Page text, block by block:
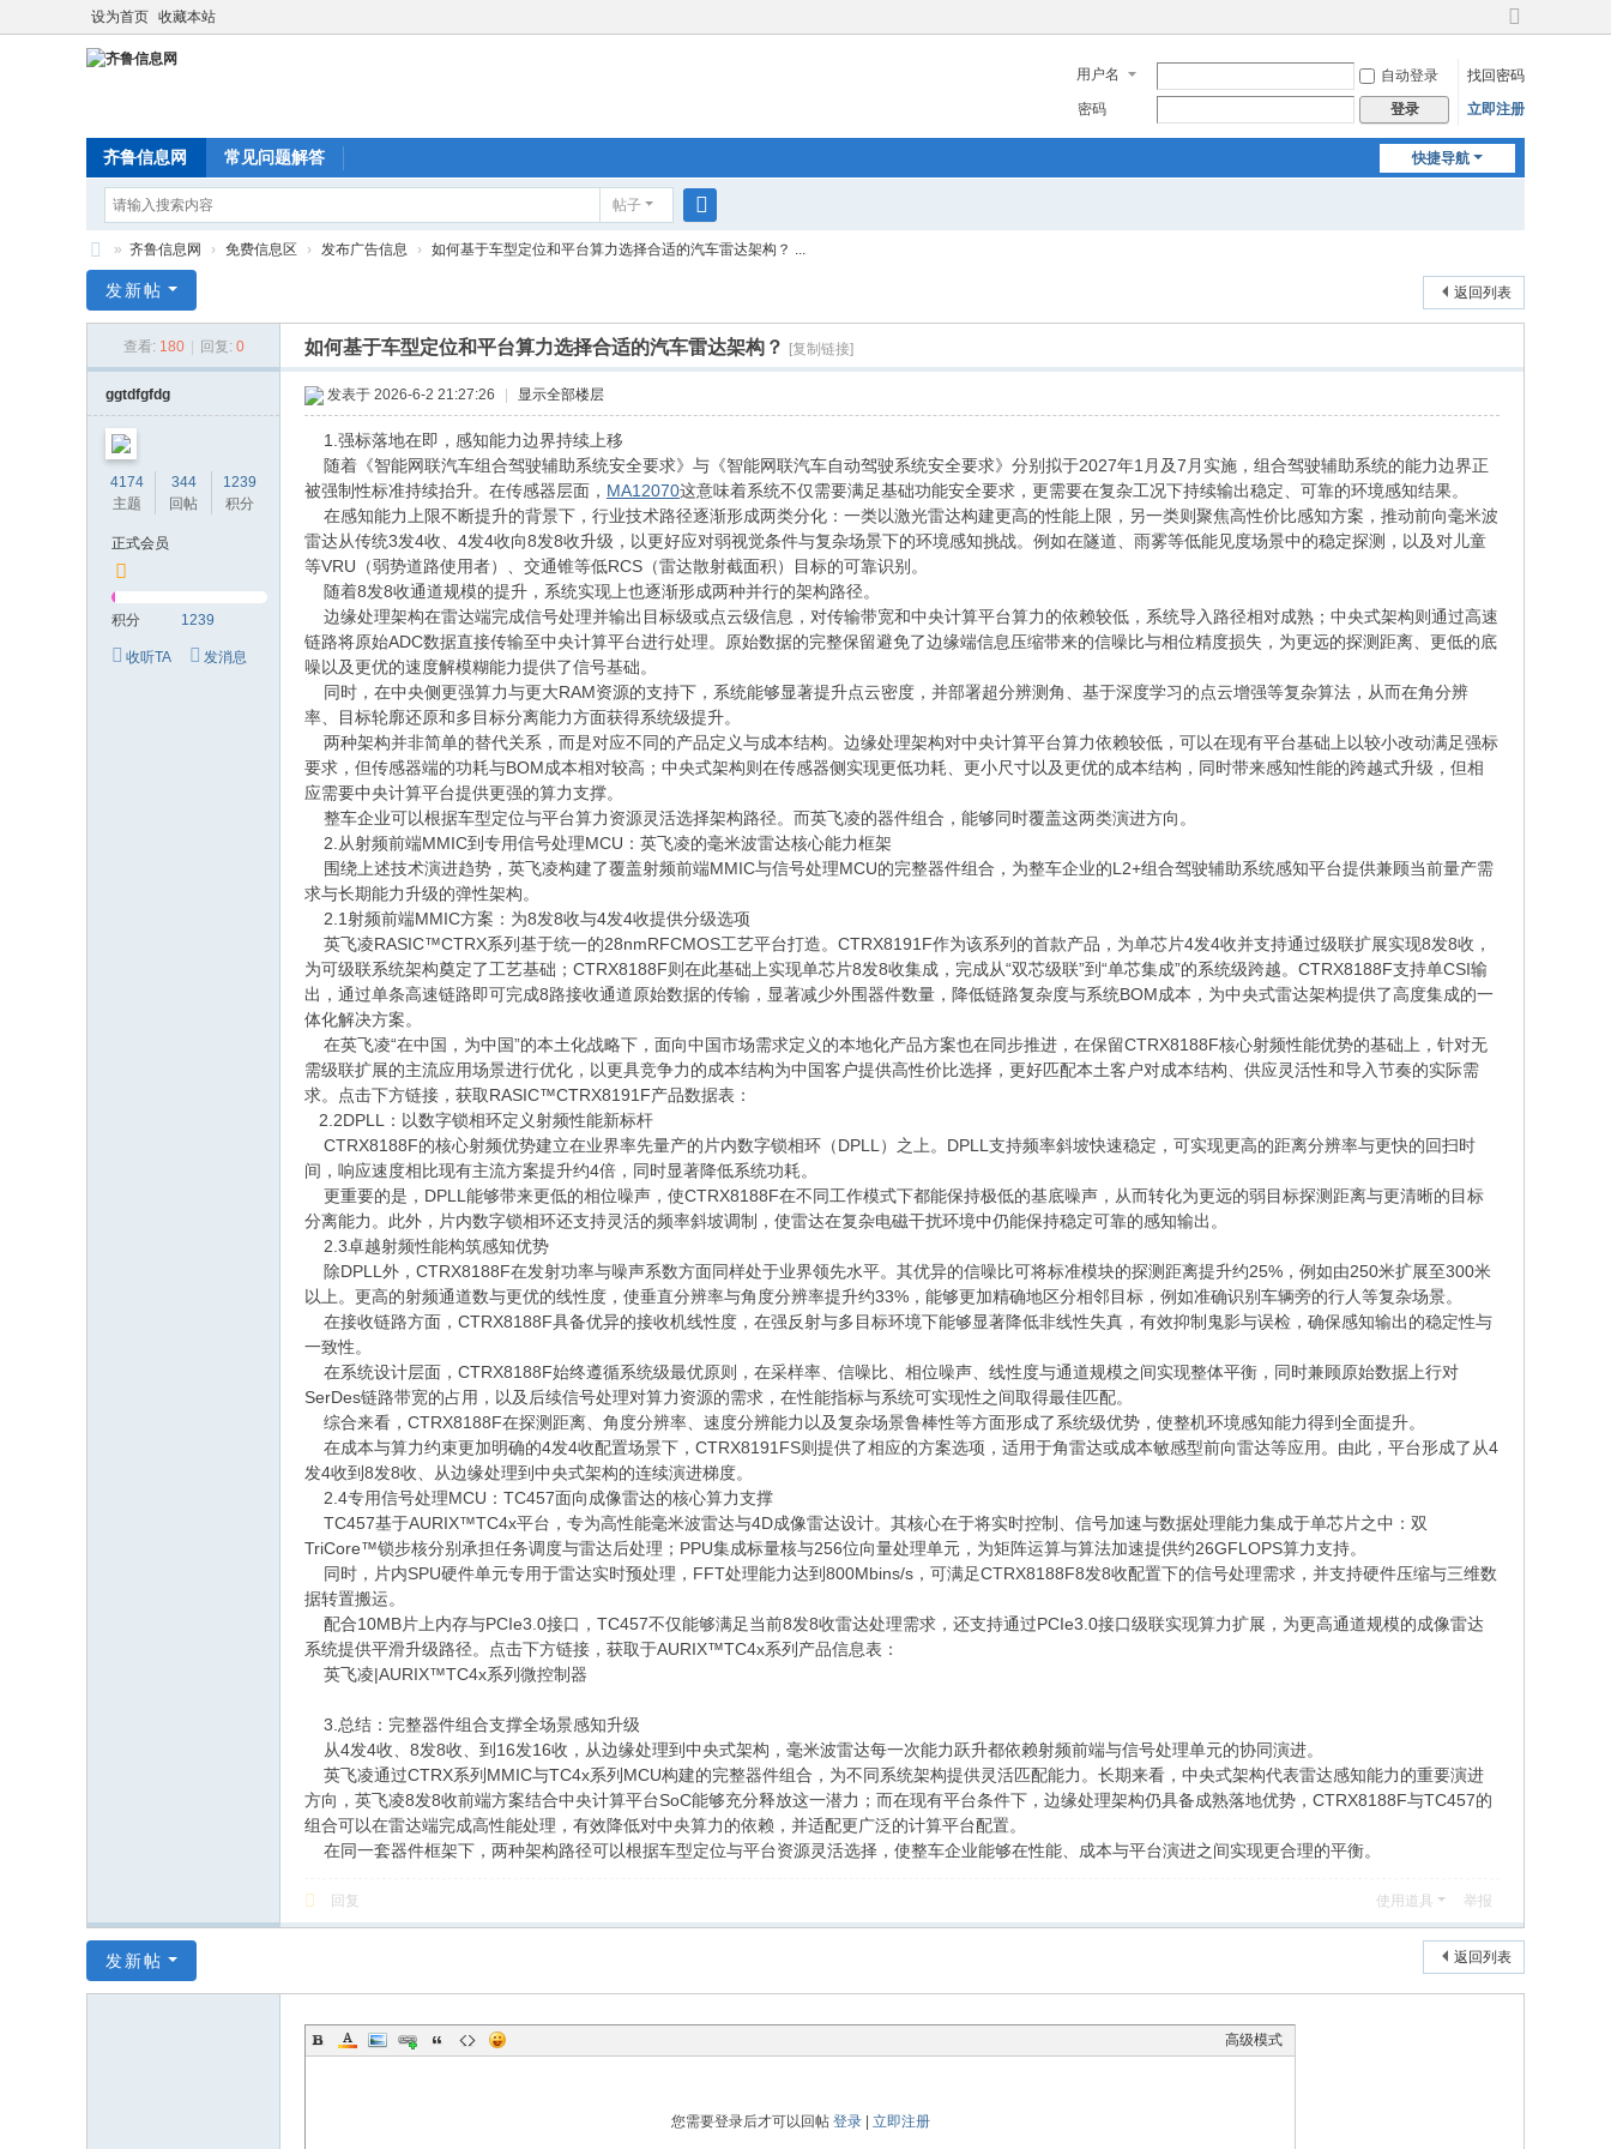
设为首页 收藏本站
切
到
宽
用户名 自动登录
找回密码
密码
登录 立即注册
快捷导航
齐鲁信息网 常见问题解答
帖子
搜
鲁
» 齐鲁信息网 › 免费信息区 › 发布广告信息 › 如何基于车型定位和平台算力选择合适的汽车雷达架构？ ...
返回列表
发新帖
查看: 180 回复: 0 如何基于车型定位和平台算力选择合适的汽车雷达架构？ [复制链接]
ggtdfgfdg
4174
主题
344
回帖
1239
积分
正式会员
积分 1239
收听TA 发消息
发表于 2026-6-2 21:27:26 显示全部楼层
1.强标落地在即，感知能力边界持续上移
随着《智能网联汽车组合驾驶辅助系统安全要求》与《智能网联汽车自动驾驶系统安全要求》分别拟于2027年1月及7月实施，组合驾驶辅助系统的能力边界正
被强制性标准持续抬升。在传感器层面， MA12070这意味着系统不仅需要满足基础功能安全要求，更需要在复杂工况下持续输出稳定、可靠的环境感知结果。
在感知能力上限不断提升的背景下，行业技术路径逐渐形成两类分化：一类以激光雷达构建更高的性能上限，另一类则聚焦高性价比感知方案，推动前向毫米波
雷达从传统3发4收、4发4收向8发8收升级，以更好应对弱视觉条件与复杂场景下的环境感知挑战。例如在隧道、雨雾等低能见度场景中的稳定探测，以及对儿童
等VRU（弱势道路使用者）、交通锥等低RCS（雷达散射截面积）目标的可靠识别。
随着8发8收通道规模的提升，系统实现上也逐渐形成两种并行的架构路径。
边缘处理架构在雷达端完成信号处理并输出目标级或点云级信息，对传输带宽和中央计算平台算力的依赖较低，系统导入路径相对成熟；中央式架构则通过高速
链路将原始ADC数据直接传输至中央计算平台进行处理。原始数据的完整保留避免了边缘端信息压缩带来的信噪比与相位精度损失，为更远的探测距离、更低的底
噪以及更优的速度解模糊能力提供了信号基础。
同时，在中央侧更强算力与更大RAM资源的支持下，系统能够显著提升点云密度，并部署超分辨测角、基于深度学习的点云增强等复杂算法，从而在角分辨
率、目标轮廓还原和多目标分离能力方面获得系统级提升。
两种架构并非简单的替代关系，而是对应不同的产品定义与成本结构。边缘处理架构对中央计算平台算力依赖较低，可以在现有平台基础上以较小改动满足强标
要求，但传感器端的功耗与BOM成本相对较高；中央式架构则在传感器侧实现更低功耗、更小尺寸以及更优的成本结构，同时带来感知性能的跨越式升级，但相
应需要中央计算平台提供更强的算力支撑。
整车企业可以根据车型定位与平台算力资源灵活选择架构路径。而英飞凌的器件组合，能够同时覆盖这两类演进方向。
2.从射频前端MMIC到专用信号处理MCU：英飞凌的毫米波雷达核心能力框架
围绕上述技术演进趋势，英飞凌构建了覆盖射频前端MMIC与信号处理MCU的完整器件组合，为整车企业的L2+组合驾驶辅助系统感知平台提供兼顾当前量产需
求与长期能力升级的弹性架构。
2.1射频前端MMIC方案：为8发8收与4发4收提供分级选项
英飞凌RASIC™CTRX系列基于统一的28nmRFCMOS工艺平台打造。CTRX8191F作为该系列的首款产品，为单芯片4发4收并支持通过级联扩展实现8发8收，
为可级联系统架构奠定了工艺基础；CTRX8188F则在此基础上实现单芯片8发8收集成，完成从“双芯级联”到“单芯集成”的系统级跨越。CTRX8188F支持单CSI输
出，通过单条高速链路即可完成8路接收通道原始数据的传输，显著减少外围器件数量，降低链路复杂度与系统BOM成本，为中央式雷达架构提供了高度集成的一
体化解决方案。
在英飞凌“在中国，为中国”的本土化战略下，面向中国市场需求定义的本地化产品方案也在同步推进，在保留CTRX8188F核心射频性能优势的基础上，针对无
需级联扩展的主流应用场景进行优化，以更具竞争力的成本结构为中国客户提供高性价比选择，更好匹配本土客户对成本结构、供应灵活性和导入节奏的实际需
求。点击下方链接，获取RASIC™CTRX8191F产品数据表：
2.2DPLL：以数字锁相环定义射频性能新标杆
CTRX8188F的核心射频优势建立在业界率先量产的片内数字锁相环（DPLL）之上。DPLL支持频率斜坡快速稳定，可实现更高的距离分辨率与更快的回扫时
间，响应速度相比现有主流方案提升约4倍，同时显著降低系统功耗。
更重要的是，DPLL能够带来更低的相位噪声，使CTRX8188F在不同工作模式下都能保持极低的基底噪声，从而转化为更远的弱目标探测距离与更清晰的目标
分离能力。此外，片内数字锁相环还支持灵活的频率斜坡调制，使雷达在复杂电磁干扰环境中仍能保持稳定可靠的感知输出。
2.3卓越射频性能构筑感知优势
除DPLL外，CTRX8188F在发射功率与噪声系数方面同样处于业界领先水平。其优异的信噪比可将标准模块的探测距离提升约25%，例如由250米扩展至300米
以上。更高的射频通道数与更优的线性度，使垂直分辨率与角度分辨率提升约33%，能够更加精确地区分相邻目标，例如准确识别车辆旁的行人等复杂场景。
在接收链路方面，CTRX8188F具备优异的接收机线性度，在强反射与多目标环境下能够显著降低非线性失真，有效抑制鬼影与误检，确保感知输出的稳定性与
一致性。
在系统设计层面，CTRX8188F始终遵循系统级最优原则，在采样率、信噪比、相位噪声、线性度与通道规模之间实现整体平衡，同时兼顾原始数据上行对
SerDes链路带宽的占用，以及后续信号处理对算力资源的需求，在性能指标与系统可实现性之间取得最佳匹配。
综合来看，CTRX8188F在探测距离、角度分辨率、速度分辨能力以及复杂场景鲁棒性等方面形成了系统级优势，使整机环境感知能力得到全面提升。
在成本与算力约束更加明确的4发4收配置场景下，CTRX8191FS则提供了相应的方案选项，适用于角雷达或成本敏感型前向雷达等应用。由此，平台形成了从4
发4收到8发8收、从边缘处理到中央式架构的连续演进梯度。
2.4专用信号处理MCU：TC457面向成像雷达的核心算力支撑
TC457基于AURIX™TC4x平台，专为高性能毫米波雷达与4D成像雷达设计。其核心在于将实时控制、信号加速与数据处理能力集成于单芯片之中：双
TriCore™锁步核分别承担任务调度与雷达后处理；PPU集成标量核与256位向量处理单元，为矩阵运算与算法加速提供约26GFLOPS算力支持。
同时，片内SPU硬件单元专用于雷达实时预处理，FFT处理能力达到800Mbins/s，可满足CTRX8188F8发8收配置下的信号处理需求，并支持硬件压缩与三维数
据转置搬运。
配合10MB片上内存与PCIe3.0接口，TC457不仅能够满足当前8发8收雷达处理需求，还支持通过PCIe3.0接口级联实现算力扩展，为更高通道规模的成像雷达
系统提供平滑升级路径。点击下方链接，获取于AURIX™TC4x系列产品信息表：
英飞凌|AURIX™TC4x系列微控制器
3.总结：完整器件组合支撑全场景感知升级
从4发4收、8发8收、到16发16收，从边缘处理到中央式架构，毫米波雷达每一次能力跃升都依赖射频前端与信号处理单元的协同演进。
英飞凌通过CTRX系列MMIC与TC4x系列MCU构建的完整器件组合，为不同系统架构提供灵活匹配能力。长期来看，中央式架构代表雷达感知能力的重要演进
方向，英飞凌8发8收前端方案结合中央计算平台SoC能够充分释放这一潜力；而在现有平台条件下，边缘处理架构仍具备成熟落地优势，CTRX8188F与TC457的
组合可以在雷达端完成高性能处理，有效降低对中央算力的依赖，并适配更广泛的计算平台配置。
在同一套器件框架下，两种架构路径可以根据车型定位与平台资源灵活选择，使整车企业能够在性能、成本与平台演进之间实现更合理的平衡。
回复 使用道具 举报
返回列表
发新帖
高级模式
您需要登录后才可以回帖 登录| 立即注册